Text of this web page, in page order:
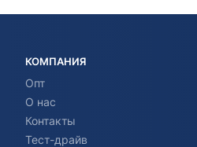
КОМПАНИЯ
Опт
О нас
Контакты
Тест-драйв